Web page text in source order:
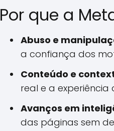
Por que a
Abuso e
a confiança dos
Conteúdo e
real e a experiência
Avanços em
das páginas sem